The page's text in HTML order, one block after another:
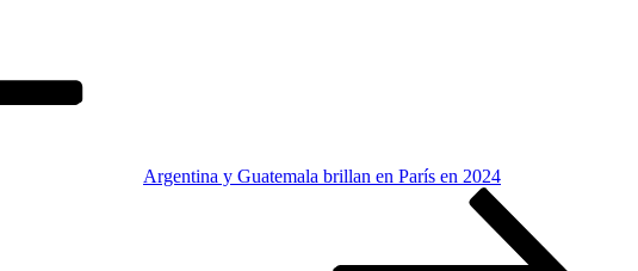
Argentina y Guatemala brillan en París en 2024